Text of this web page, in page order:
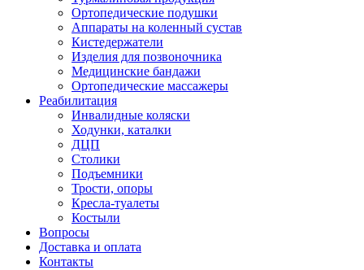
Ортопедические подушки
Аппараты на коленный сустав
Кистедержатели
Изделия для позвоночника
Медицинские бандажи
Ортопедические массажеры
Реабилитация
Инвалидные коляски
Ходунки, каталки
ДЦП
Столики
Подъемники
Трости, опоры
Кресла-туалеты
Костыли
Вопросы
Доставка и оплата
Контакты